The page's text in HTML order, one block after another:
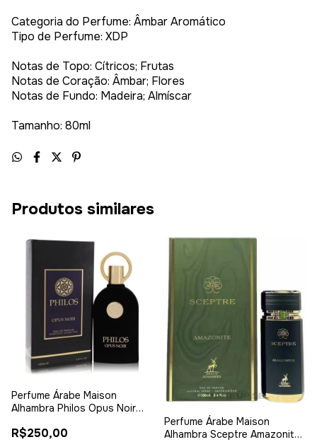
Categoria do Perfume: Âmbar Aromático
Tipo de Perfume: XDP
Notas de Topo: Cítricos; Frutas
Notas de Coração: Âmbar; Flores
Notas de Fundo: Madeira; Almíscar
Tamanho: 80ml
Produtos similares
Perfume Árabe Maison
Alhambra Philos Opus Noir
Unissex / Compartilhável
R$250,00
Perfume Árabe Maison
Alhambra Sceptre Amazonite